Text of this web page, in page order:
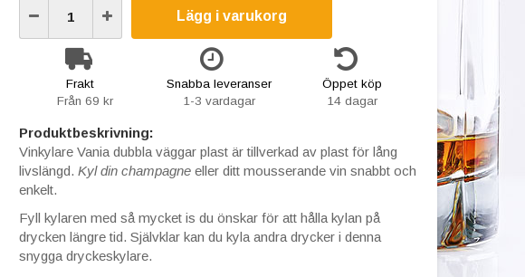
Lägg i varukorg
Frakt
Från 69 kr
Snabba leveranser
1-3 vardagar
Öppet köp
14 dagar
Produktbeskrivning:
Vinkylare Vania dubbla väggar plast är tillverkad av plast för lång
livslängd. Kyl din champagne eller ditt mousserande vin snabbt och
enkelt.
Fyll kylaren med så mycket is du önskar för att hålla kylan på
drycken längre tid. Självklar kan du kyla andra drycker i denna
snygga dryckeskylare.